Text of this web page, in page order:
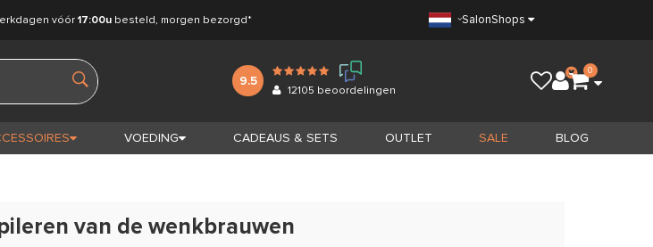
vóór 17:00u besteld, morgen bezorgd* SalonShops
9.5
12105 beoordelingen
0
VOEDING CADEAUS & SETS OUTLET SALE BLOG
van de wenkbrauwen